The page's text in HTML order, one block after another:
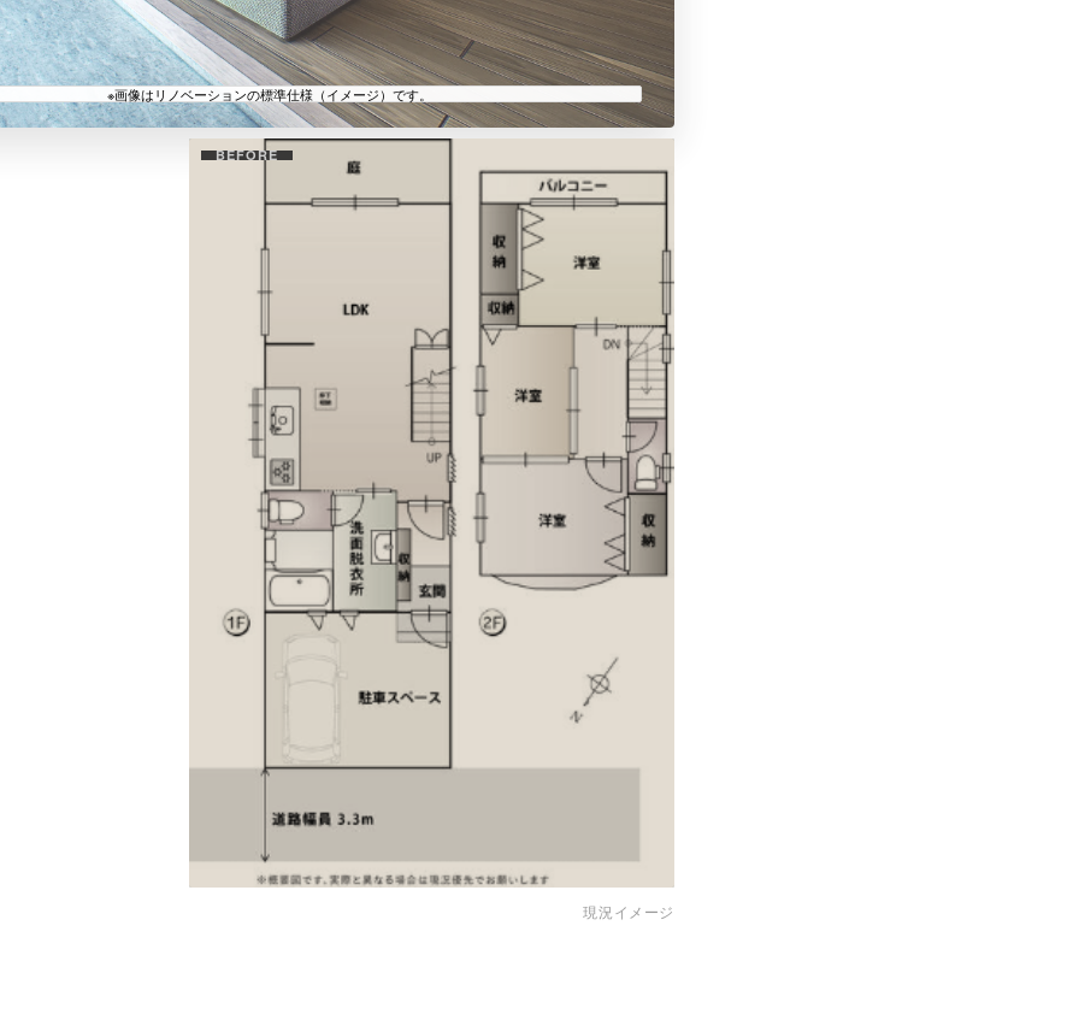
BEFORE
現況イメージ